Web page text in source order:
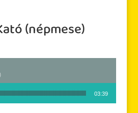
(népmese)
03:39